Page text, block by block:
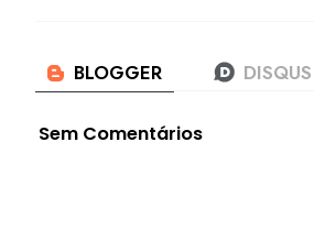
Sem Comentários